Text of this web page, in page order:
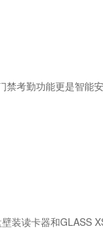
禁考勤功能更是智能
装读卡器和GLASS
：无人机赋能应急